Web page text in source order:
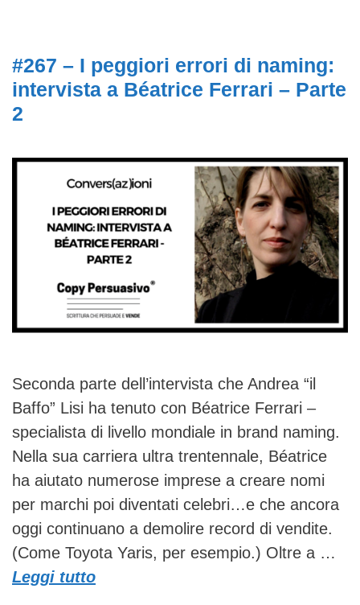
#267 – I peggiori errori di naming:
intervista a Béatrice Ferrari – Parte
2
Seconda parte dell’intervista che Andrea “il
Baffo” Lisi ha tenuto con Béatrice Ferrari –
specialista di livello mondiale in brand naming.
Nella sua carriera ultra trentennale, Béatrice
ha aiutato numerose imprese a creare nomi
per marchi poi diventati celebri…e che ancora
oggi continuano a demolire record di vendite.
(Come Toyota Yaris, per esempio.) Oltre a …
Leggi tutto